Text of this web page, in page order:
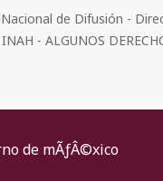
de Difusión -
- ALGUNOS